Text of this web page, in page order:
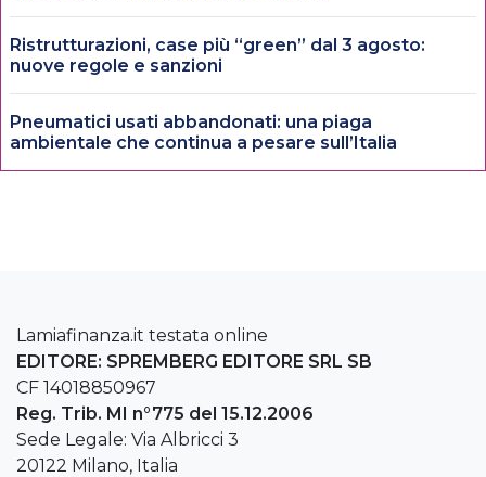
Ristrutturazioni, case più “green” dal 3 agosto:
nuove regole e sanzioni
Pneumatici usati abbandonati: una piaga
ambientale che continua a pesare sull’Italia
Lamiafinanza.it testata online
EDITORE: SPREMBERG EDITORE SRL SB
CF 14018850967
Reg. Trib. MI n°775 del 15.12.2006
Sede Legale: Via Albricci 3
20122 Milano, Italia